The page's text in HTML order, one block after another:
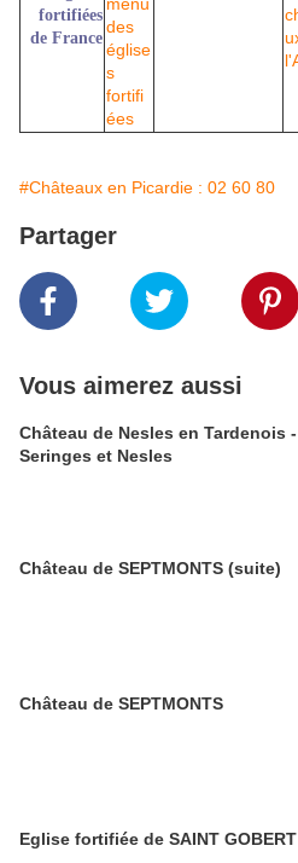
fortifiées
de France
#Châteaux en Picardie : 02 60 80
Partager
Vous aimerez aussi
Château de Nesles en Tardenois -
Seringes et Nesles
Château de SEPTMONTS (suite)
Château de SEPTMONTS
Eglise fortifiée de SAINT GOBERT